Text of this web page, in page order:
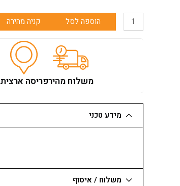
כמות
הוספה לסל קניה מהירה
משלוח מהירפריסה ארצית
מידע טכני
משלוח / איסוף